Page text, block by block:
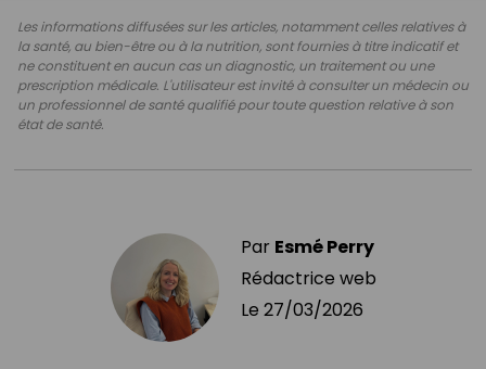
Les informations diffusées sur les articles, notamment celles relatives à
la santé, au bien-être ou à la nutrition, sont fournies à titre indicatif et
ne constituent en aucun cas un diagnostic, un traitement ou une
prescription médicale. L'utilisateur est invité à consulter un médecin ou
un professionnel de santé qualifié pour toute question relative à son
état de santé.
Par Esmé Perry
Rédactrice web
Le 27/03/2026